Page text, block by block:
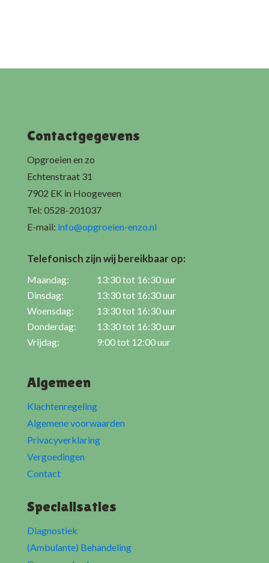
Contactgegevens
Opgroeien en zo
Echtenstraat 31
7902 EK in Hoogeveen
Tel: 0528-201037
E-mail: info@opgroeien-enzo.nl
Telefonisch zijn wij bereikbaar op:
Maandag:
13:30 tot 16:30 uur
Dinsdag:
13:30 tot 16:30 uur
Woensdag:
13:30 tot 16:30 uur
Donderdag:
13:30 tot 16:30 uur
Vrijdag:
9:00 tot 12:00 uur
Algemeen
Klachtenregeling
Algemene voorwaarden
Privacyverklaring
Vergoedingen
Contact
Specialisaties
Diagnostiek
(Ambulante) Behandeling